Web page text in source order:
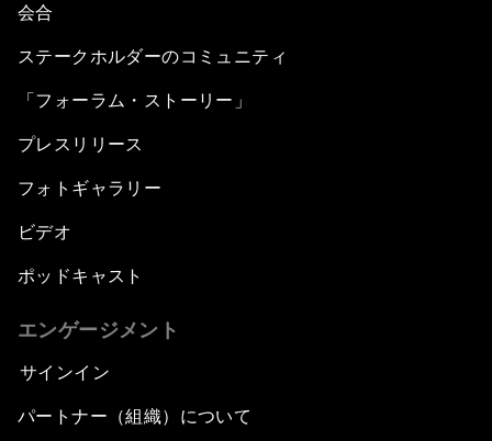
会合
ステークホルダーのコミュニティ
「フォーラム・ストーリー」
プレスリリース
フォトギャラリー
ビデオ
ポッドキャスト
エンゲージメント
サインイン
パートナー（組織）について